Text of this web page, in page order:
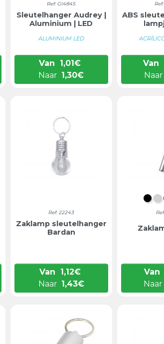
Ref: GI4845
Sleutelhanger Audrey |
Aluminium | LED
ALUMINIUM LED
Van 1,01€
Naar 1,30€
ABS
Van
Naar
Ref: 22243
Zaklamp sleutelhanger
Bardan
Van 1,12€
Naar 1,43€
Van
Naar